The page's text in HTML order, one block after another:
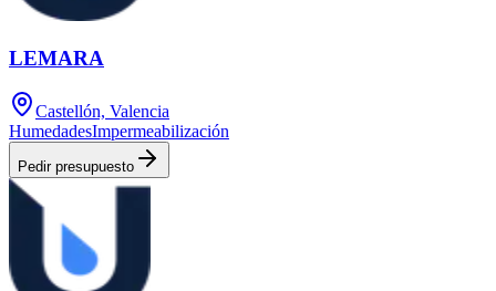
LEMARA
Castellón, Valencia
HumedadesImpermeabilización
Pedir presupuesto